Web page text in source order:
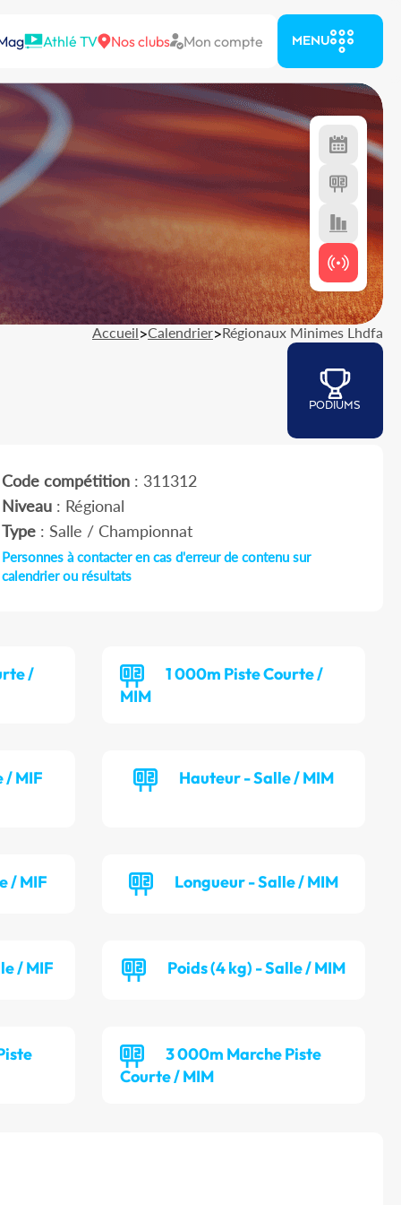
Athlé TV Nos clubs Mon compte MENU
Accueil>Calendrier>Régionaux Minimes Lhdfa
PODIUMS
Code compétition: 311312
Niveau: Régional
Type: Salle / Championnat
Personnes à contacter en cas d'erreur de contenu sur
calendrier ou résultats
/
1 000m Piste Courte /
MIM
/ MIF Hauteur - Salle / MIM
/ MIF Longueur - Salle / MIM
/ MIF Poids (4 kg) - Salle / MIM
3 000m Marche Piste
Courte / MIM